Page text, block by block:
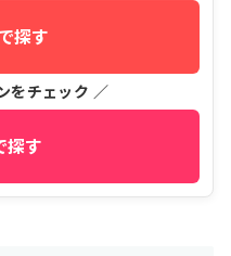
探す
をチェック ／
探す